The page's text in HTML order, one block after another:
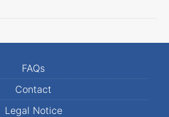
FAQs
Contact
Legal Notice